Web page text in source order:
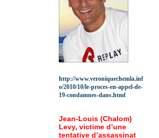
http://www.veroniquechemla.inf
o/2010/10/le-proces-en-appel-de-
19-condamnes-dans.html
Jean-Louis (Chalom)
Levy, victime d’une
tentative d’assassinat